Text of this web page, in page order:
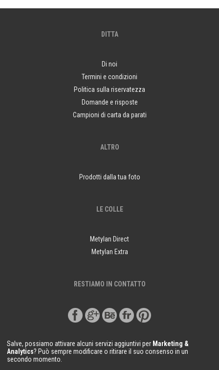
DITTA
Di noi
Termini e condizioni
Politica sulla riservatezza
Domande e risposte
Campioni di carta da parati
ALTRO
Prodotti dalla tua foto
LE COLLE
Metylan Direct
Metylan Extra
RESTIAMO IN CONTATTO
Salve, possiamo attivare alcuni servizi aggiuntivi per Marketing &
Analytics? Può sempre modificare o ritirare il suo consenso in un
secondo momento.